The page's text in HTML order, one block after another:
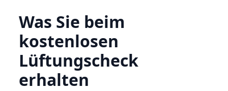
Was Sie beim
kostenlosen
Lüftungscheck
erhalten